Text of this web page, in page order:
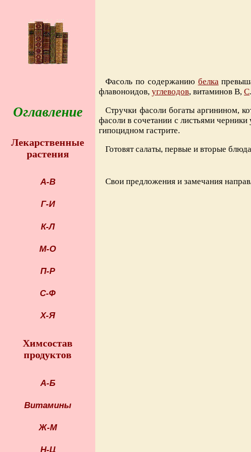
Оглавление
Лекарственные
растения
А-В
Г-И
К-Л
М-О
П-Р
С-Ф
Х-Я
Химсостав
продуктов
А-Б
Витамины
Ж-М
Н-Ц
Фасоль по содержанию белка
флавоноидов, углеводов, витаминов В, С.
Стручки фасоли богаты аргинином,
фасоли в сочетании с листьями
гипоцидном гастрите.
Готовят салаты, первые и вторые
Свои предложения и замечания